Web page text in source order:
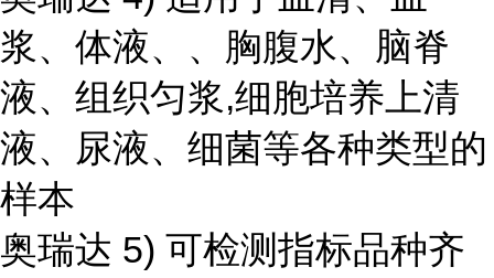
浆、体液、、胸腹水、脑脊
液、组织匀浆,细胞培养上清
液、尿液、细菌等各种类型的
样本
奥瑞达 5) 可检测指标品种齐